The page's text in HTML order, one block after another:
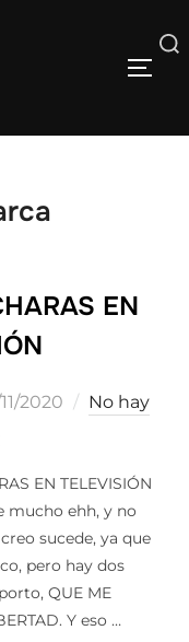
Buscar:
EN
2020
No hay
EN TELEVISIÓN
mucho ehh, y no
sucede, ya que
pero hay dos
QUE ME
Y eso …